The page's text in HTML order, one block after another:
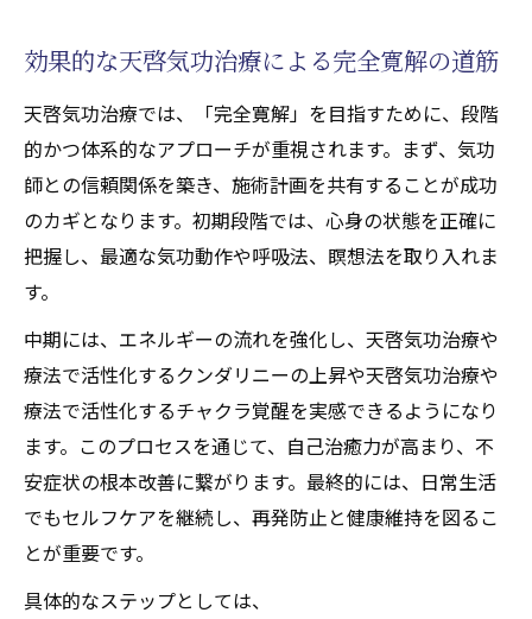
効果的な天啓気功治療による完全寛解の道筋
天啓気功治療では、「完全寛解」を目指すために、段階
的かつ体系的なアプローチが重視されます。まず、気功
師との信頼関係を築き、施術計画を共有することが成功
のカギとなります。初期段階では、心身の状態を正確に
把握し、最適な気功動作や呼吸法、瞑想法を取り入れま
す。
中期には、エネルギーの流れを強化し、天啓気功治療や
療法で活性化するクンダリニーの上昇や天啓気功治療や
療法で活性化するチャクラ覚醒を実感できるようになり
ます。このプロセスを通じて、自己治癒力が高まり、不
安症状の根本改善に繋がります。最終的には、日常生活
でもセルフケアを継続し、再発防止と健康維持を図るこ
とが重要です。
具体的なステップとしては、